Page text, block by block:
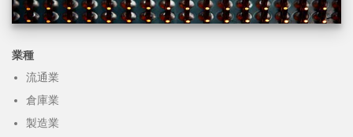
業種
流通業
倉庫業
製造業